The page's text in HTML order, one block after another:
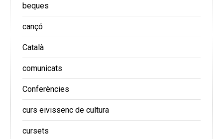
beques
cançó
Català
comunicats
Conferències
curs eivissenc de cultura
cursets